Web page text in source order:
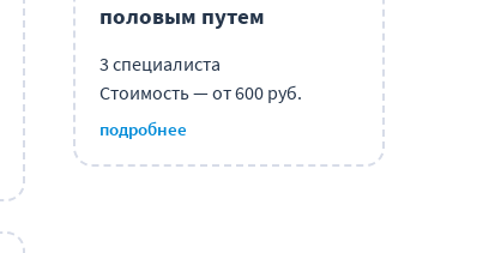
половым путем
3 специалиста
Стоимость — от 600 руб.
подробнее